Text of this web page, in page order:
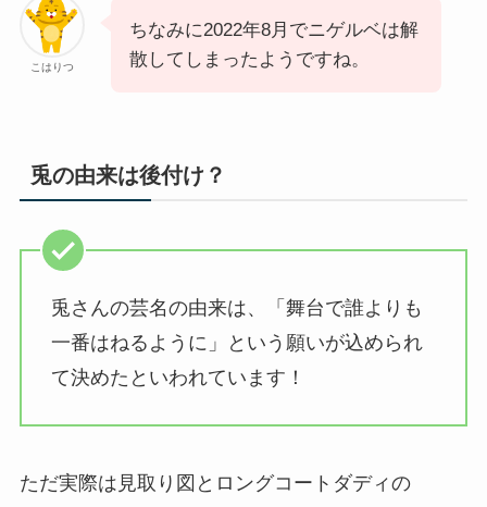
こはりつ
ちなみに2022年8月でニゲルベは解
散してしまったようですね。
兎の由来は後付け？
兎さんの芸名の由来は、「舞台で誰よりも
一番はねるように」という願いが込められ
て決めたといわれています！
ただ実際は見取り図とロングコートダディの